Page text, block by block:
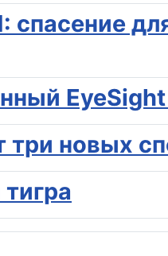
спасение
три новых